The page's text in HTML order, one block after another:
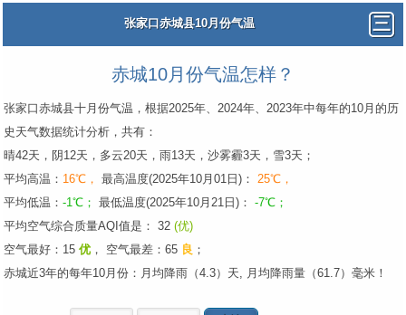
张家口赤城县10月份气温
赤城10月份气温怎样？
张家口赤城县十月份气温，根据2025年、2024年、2023年中每年的10月的历
史天气数据统计分析，共有：
晴42天，阴12天，多云20天，雨13天，沙雾霾3天，雪3天；
平均高温： 16℃， 最高温度(2025年10月01日)： 25℃，
平均低温： -1℃； 最低温度(2025年10月21日)： -7℃；
平均空气综合质量AQI值是： 32 (优)
空气最好：15 优 ， 空气最差：65 良 ；
赤城近3年的每年10月份：月均降雨（4.3）天, 月均降雨量（61.7）毫米！